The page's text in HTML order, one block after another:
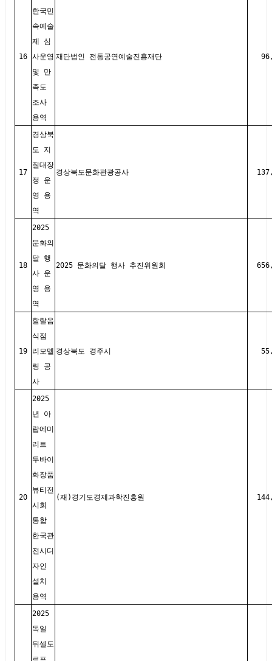
16
한국민
속예술
제 심
사운영
및 만
족도
조사
용역
재단법인 전통공연예술진흥재단
17
경상북
도 지
질대장
정 운
영 용
역
경상북도문화관광공사
18
2025
문화의
달 행
사 운
영 용
역
2025 문화의달 행사 추진위원회
19
할랄음
식점
리모델
링 공
사
경상북도 경주시
20
2025
년 아
랍에미
리트
두바이
화장품
뷰티전
시회
통합
한국관
전시디
자인
설치
용역
(재)경기도경제과학진흥원
2025
독일
뒤셀도
르프